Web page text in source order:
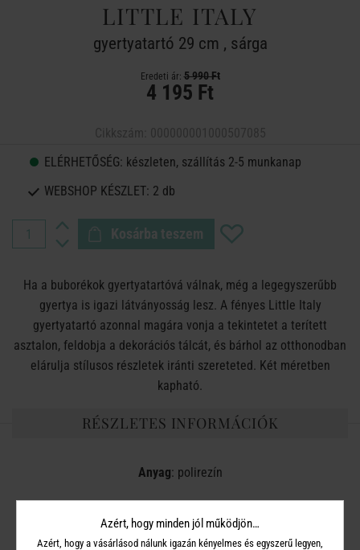
LITTLE ITALY
gyertyatartó 29 cm , sárga
Eredeti ár:5 990 Ft
4 195 Ft
ELÉRHETŐSÉG: készleten, szállítás 2-5 munkanap
WEBSHOP KÉSZLET: 2 db
Kosárba teszem
Ha a buborékok gyertyatartóvá válnak, még a legegyszerűbb
gyertya is igazi látványosság lesz. A fényes Little Italy
gyertyatartó azonnal magára vonja a tekintetet a terített
asztalon, feldobja a dekorációs tálcát, és bárhol az otthonodban
elárulja stílusos részletek iránti szereteted. Két méretben
kapható.
RÉSZLETES INFORMÁCIÓK
Anyag: polirezín
Méret: Magasság: 29 cm Szélesség: 10 cm Mélység: 10 cm
Azért, hogy minden jól működjön…
Azért, hogy a vásárlásod nálunk igazán kényelmes és egyszerű legyen,